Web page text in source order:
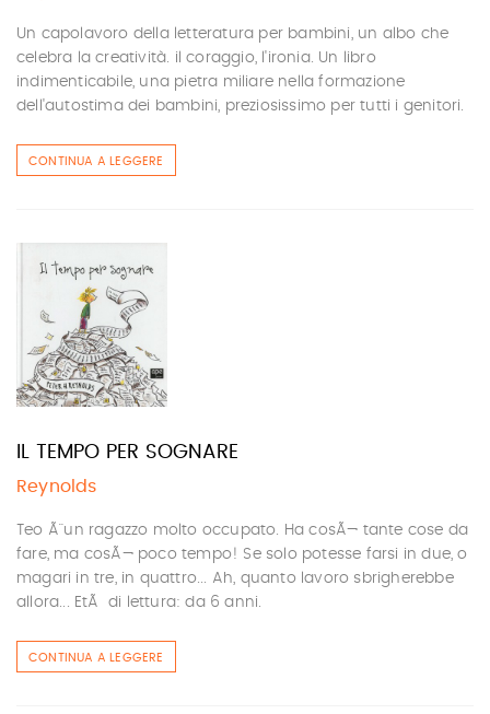
Un capolavoro della letteratura per bambini, un albo che
celebra la creatività. il coraggio, l'ironia. Un libro
indimenticabile, una pietra miliare nella formazione
dell'autostima dei bambini, preziosissimo per tutti i genitori.
CONTINUA A LEGGERE
IL TEMPO PER SOGNARE
Reynolds
Teo Ã¨ un ragazzo molto occupato. Ha cosÃ¬ tante cose da
fare, ma cosÃ¬ poco tempo! Se solo potesse farsi in due, o
magari in tre, in quattro... Ah, quanto lavoro sbrigherebbe
allora... EtÃ di lettura: da 6 anni.
CONTINUA A LEGGERE